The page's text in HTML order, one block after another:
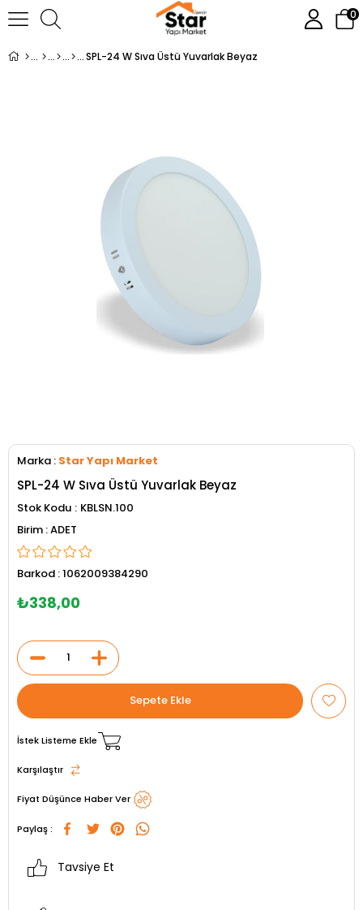
0
SPL-24 W Sıva Üstü Yuvarlak Beyaz
Marka : Star Yapı Market
SPL-24 W Sıva Üstü Yuvarlak Beyaz
Stok Kodu
KBLSN.100
ADET
Barkod :1062009384290
₺338,00
İstek Listeme Ekle
Karşılaştır
Fiyat Düşünce Haber Ver
Paylaş :
Tavsiye Et